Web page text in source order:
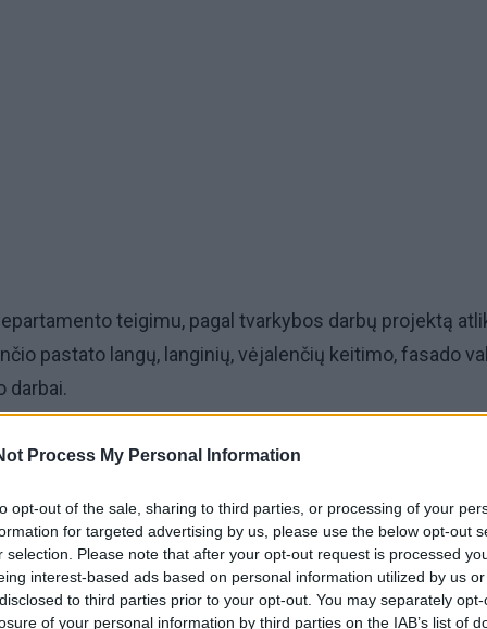
Process My Personal Information
opt-out of the sale, sharing to third parties, or processing of your
for targeted advertising by us, please use the below opt-out
selection. Please note that after your opt-out request is processed
interest-based ads based on personal information utilized by us
to third parties prior to your opt-out. You may separately
of your personal information by third parties on the IAB’s list of
teigimu, pagal tvarkybos darbų projektą
pastato langų, langinių, vėjalenčių keitimo, fasado
darbai.
žinomas kaip Žvejo namas.
1928-aisiais, namą Nidoje pasistatė žvejas Fricas
namu jau rūpinasi naujieji šeimininkai – Valstybės